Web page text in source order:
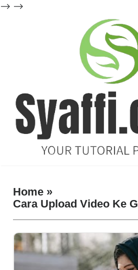
--> -->
Tutorial
dan
Sharing
TERBARU
Home »
Cara Upload Video Ke